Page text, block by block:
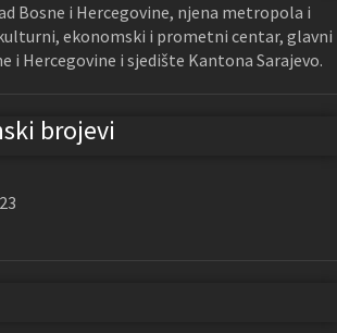
Bosne i Hercegovine, njena metropola i
ekonomski i prometni centar, glavni
i Hercegovine i sjedište Kantona Sarajevo.
brojevi